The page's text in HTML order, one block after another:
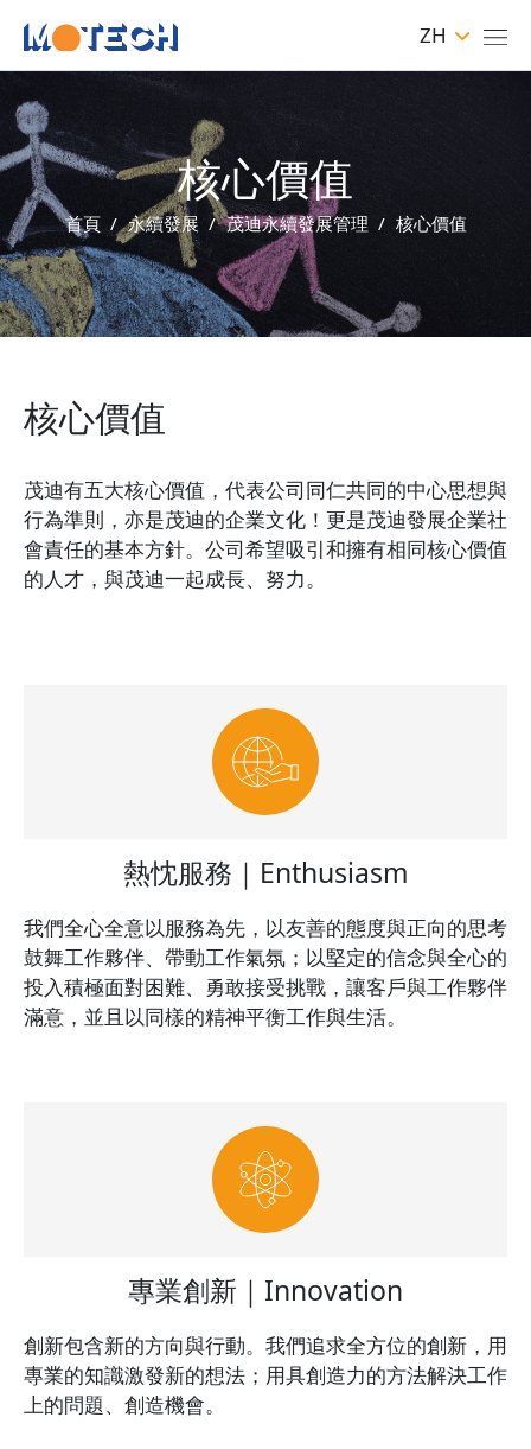
ZH
核心價值
首頁 永續發展 茂迪永續發展管理 核心價值
核心價值
茂迪有五大核心價值，代表公司同仁共同的中心思想與
行為準則，亦是茂迪的企業文化！更是茂迪發展企業社
會責任的基本方針。公司希望吸引和擁有相同核心價值
的人才，與茂迪一起成長、努力。
熱忱服務｜Enthusiasm
我們全心全意以服務為先，以友善的態度與正向的思考
鼓舞工作夥伴、帶動工作氣氛；以堅定的信念與全心的
投入積極面對困難、勇敢接受挑戰，讓客戶與工作夥伴
滿意，並且以同樣的精神平衡工作與生活。
專業創新｜Innovation
創新包含新的方向與行動。我們追求全方位的創新，用
專業的知識激發新的想法；用具創造力的方法解決工作
上的問題、創造機會。